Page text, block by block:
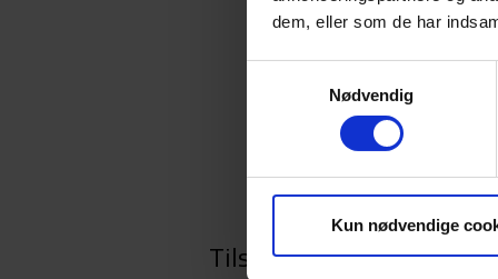
dem, eller som de har
Nødvendig
Kun nødvendige
Tilstede gennem hele